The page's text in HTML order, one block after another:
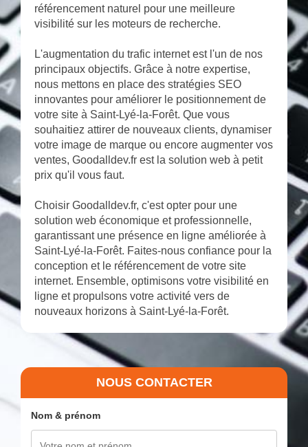
référencement naturel pour une meilleure
visibilité sur les moteurs de recherche.
L'augmentation du trafic internet est l'un de nos
principaux objectifs. Grâce à notre expertise,
nous mettons en place des stratégies SEO
innovantes pour améliorer le positionnement de
votre site à Saint-Lyé-la-Forêt. Que vous
souhaitiez attirer de nouveaux clients, dynamiser
votre image de marque ou encore augmenter vos
ventes, Goodalldev.fr est la solution web à petit
prix qu'il vous faut.
Choisir Goodalldev.fr, c'est opter pour une
solution web économique et professionnelle,
garantissant une présence en ligne améliorée à
Saint-Lyé-la-Forêt. Faites-nous confiance pour la
conception et le référencement de votre site
internet. Ensemble, optimisons votre visibilité en
ligne et propulsons votre activité vers de
nouveaux horizons à Saint-Lyé-la-Forêt.
NOUS CONTACTER
Nom & prénom